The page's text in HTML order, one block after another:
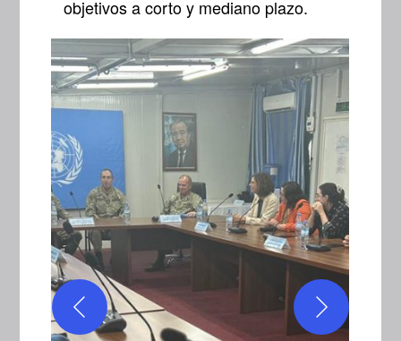
objetivos a corto y mediano plazo.